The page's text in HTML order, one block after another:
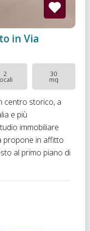
in Via
2 30
mq
centro storico, a
e più
immobiliare
propone in affitto
al primo piano di